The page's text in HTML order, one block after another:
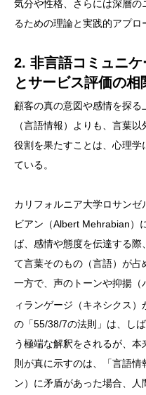
気分や性格、さらには深層
るための理論と実践的アプロ
2. 非言語コミュニ
とサービス評価の相
顧客の真の意図や感情を探
（言語情報）よりも、言葉
役割を果たすことは、心理学
ている。
カリフォルニア大学ロサン
ビアン（Albert Mehrabian）
ば、感情や態度を伝達する
て言葉そのもの（言語）が占
一方で、声のトーンや抑揚
ィランゲージ（キネシクス
の「55/38/7の法則」は、し
う極端な解釈をされるが、
則が真に示すのは、「言語
ン）に矛盾があった場合、